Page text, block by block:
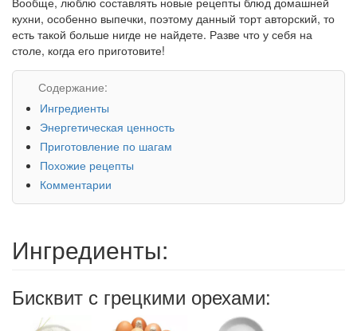
кухни, особенно выпечки, поэтому данный торт авторский, то
есть такой больше нигде не найдете. Разве что у себя на
столе, когда его приготовите!
Содержание:
Ингредиенты
Энергетическая ценность
Приготовление по шагам
Похожие рецепты
Комментарии
Ингредиенты:
Бисквит с грецкими орехами: